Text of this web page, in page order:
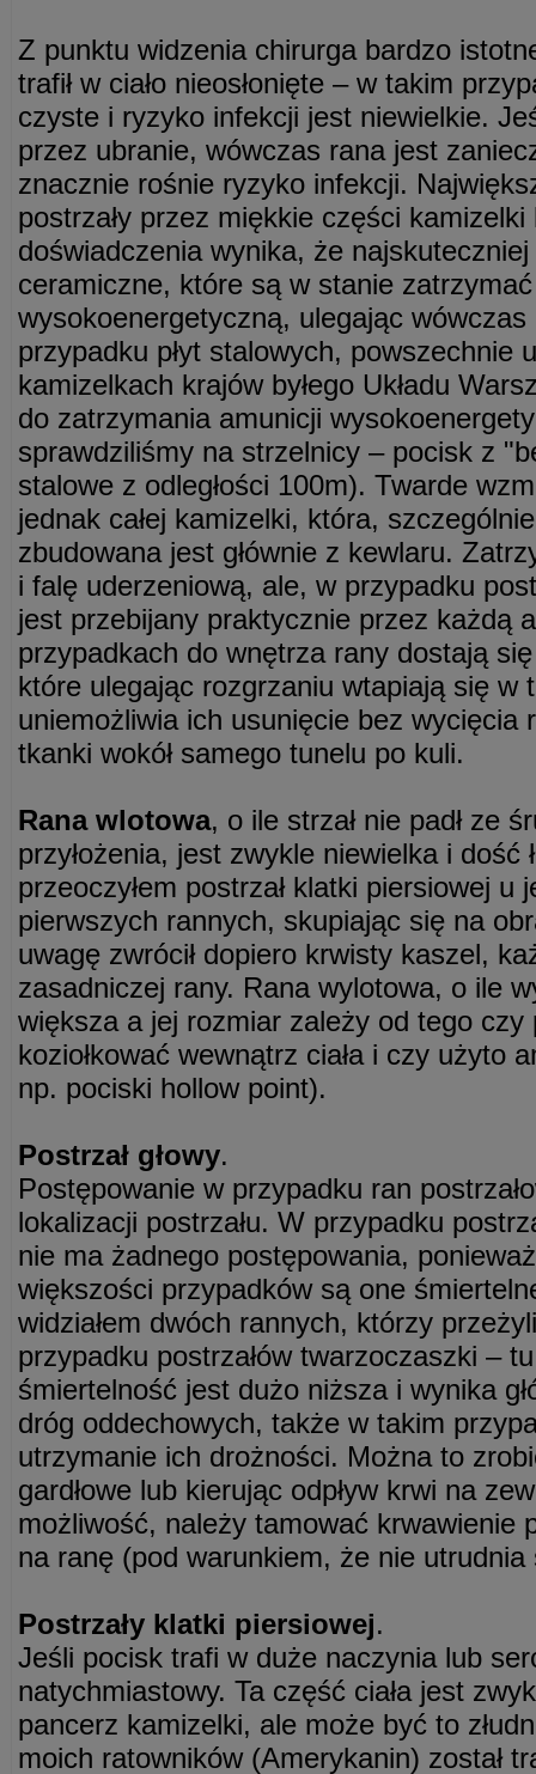
Z punktu widzenia chirurga bardzo
trafił w ciało nieosłonięte – w takim
czyste i ryzyko infekcji jest niewielkie.
przez ubranie, wówczas rana jest
znacznie rośnie ryzyko infekcji.
postrzały przez miękkie części
doświadczenia wynika, że
ceramiczne, które są w stanie
wysokoenergetyczną, ulegając wówczas
przypadku płyt stalowych, powszechnie
kamizelkach krajów byłego Układu
do zatrzymania amunicji
sprawdziliśmy na strzelnicy – pocisk z
stalowe z odległości 100m). Twarde
jednak całej kamizelki, która,
zbudowana jest głównie z kewlaru.
i falę uderzeniową, ale, w przypadku
jest przebijany praktycznie przez każdą
przypadkach do wnętrza rany dostają
które ulegając rozgrzaniu wtapiają się w
uniemożliwia ich usunięcie bez wycięcia
tkanki wokół samego tunelu po kuli.
Rana wlotowa, o ile strzał nie padł ze
przyłożenia, jest zwykle niewielka i dość
przeoczyłem postrzał klatki piersiowej u
pierwszych rannych, skupiając się na
uwagę zwrócił dopiero krwisty kaszel,
zasadniczej rany. Rana wylotowa, o ile
większa a jej rozmiar zależy od tego czy
koziołkować wewnątrz ciała i czy użyto
np. pociski hollow point).
Postrzał głowy.
Postępowanie w przypadku ran
lokalizacji postrzału. W przypadku
nie ma żadnego postępowania,
większości przypadków są one
widziałem dwóch rannych, którzy
przypadku postrzałów twarzoczaszki –
śmiertelność jest dużo niższa i wynika
dróg oddechowych, także w takim
utrzymanie ich drożności. Można to
gardłowe lub kierując odpływ krwi na
możliwość, należy tamować krwawienie
na ranę (pod warunkiem, że nie
Postrzały klatki piersiowej.
Jeśli pocisk trafi w duże naczynia lub
natychmiastowy. Ta część ciała jest
pancerz kamizelki, ale może być to
moich ratowników (Amerykanin) został